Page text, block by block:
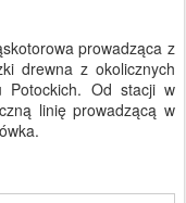
prowadząca z
drewna z okolicznych
Potockich. Od stacji w
linię prowadzącą w